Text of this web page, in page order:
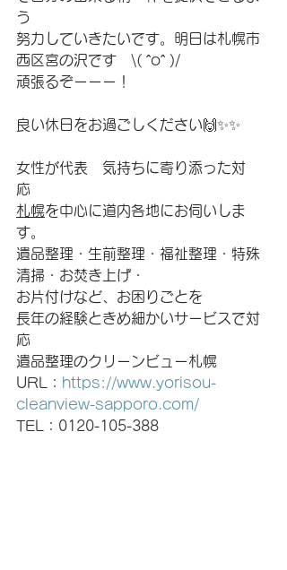
う
努力していきたいです。明日は札幌市
西区宮の沢です　\( ˆoˆ )/
頑張るぞーーー！
良い休日をお過ごしください🙌✨✨
女性が代表　気持ちに寄り添った対
応
札幌を中心に道内各地にお伺いしま
す。
遺品整理・生前整理・福祉整理・特殊
清掃・お焚き上げ・
お片付けなど、お困りごとを
長年の経験ときめ細かいサービスで対
応
遺品整理のクリーンビュー札幌
URL： https://www.yorisou-
cleanview-sapporo.com/
TEL：0120-105-388